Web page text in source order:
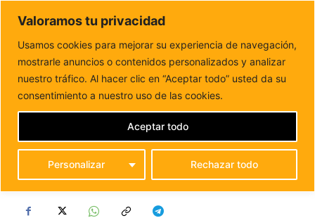
Valoramos tu privacidad
Usamos cookies para mejorar su experiencia de navegación,
mostrarle anuncios o contenidos personalizados y analizar
nuestro tráfico. Al hacer clic en “Aceptar todo” usted da su
consentimiento a nuestro uso de las cookies.
Personalizar Rechazar todo
Aceptar todo
DUNAS FM
Tu informacion de forma cercana
Inicio EVENTOS Programa FEAGA 2025 al detalle
PROGRAMA FEAGA 2025
AL DETALLE
EVENTOS FUERTEVENTURA
PUBLICADO EL 31 MARZO, 2025
PORDUNAS FM